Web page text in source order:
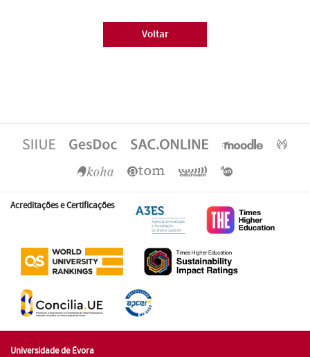
Voltar
Acreditações e Certificações
Universidade de Évora